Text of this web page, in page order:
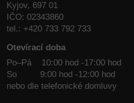
Kyjov, 697 01
IČO: 02343860
tel.: +420 733 792 733
Otevírací doba
Po–Pá 10:00 hod -17:00 hod
So
9:00 hod -12:00 hod
nebo dle telefonické domluvy